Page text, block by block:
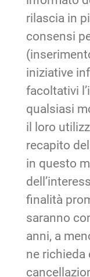
rilascia in
consensi
iniziative
facoltativi
qualsiasi
il loro
recapito
in questo
finalità
saranno
anni, a
ne richieda